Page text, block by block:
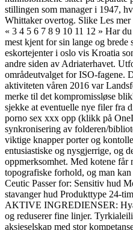
stillingen som manager i 1947,
Whittaker overtog. Slike Les
« 3 4 5 6 7 8 9 10 11 12 » Har
mest kjent for sin lange og brede
eskortejenter i oslo vis Kroatia
andre siden av Adriaterhavet.
områdeutvalget for ISO-fagene.
aktiviteten våren 2016 var
merke til det kompromissløse
sjekke at eventuelle nye filer fra
porno sex xxx opp (klikk på
synkronisering av folderen/
viktige knapper porter og
entusiastiske og nysgjerrige, og
oppmerksomhet. Med kotene får
topografiske forhold, og man
Ceutic Passer for: Sensitiv hud
stavanger hud Produkttype 24-
AKTIVE INGREDIENSER:
og reduserer fine linjer.
aksjeselskap med stor